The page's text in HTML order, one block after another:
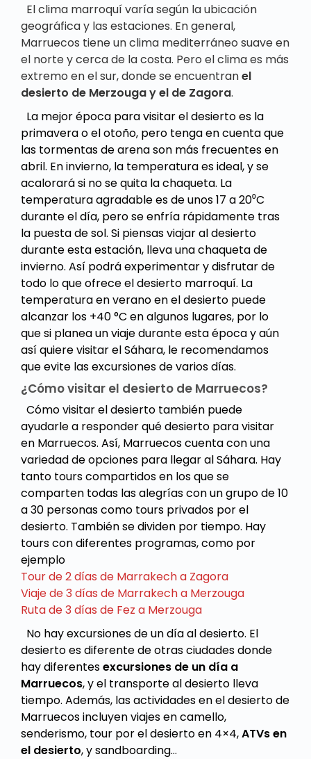
El clima marroquí varía según la ubicación
geográfica y las estaciones. En general,
Marruecos tiene un clima mediterráneo suave en
el norte y cerca de la costa. Pero el clima es más
extremo en el sur, donde se encuentranel
desierto de Merzouga y el de Zagora.
La mejor época para visitar el desierto es la
primavera o el otoño, pero tenga en cuenta que
las tormentas de arena son más frecuentes en
abril. En invierno, la temperatura es ideal, y se
acalorará si no se quita la chaqueta. La
temperatura agradable es de unos 17 a 20⁰C
durante el día, pero se enfría rápidamente tras
la puesta de sol. Si piensas viajar al desierto
durante esta estación, lleva una chaqueta de
invierno. Así podrá experimentar y disfrutar de
todo lo que ofrece el desierto marroquí. La
temperatura en verano en el desierto puede
alcanzar los +40 °C en algunos lugares, por lo
que si planea un viaje durante esta época y aún
así quiere visitar el Sáhara, le recomendamos
que evite las excursiones de varios días.
¿Cómo visitar el desierto de Marruecos?
Cómo visitar el desierto también puede
ayudarle a responder qué desierto para visitar
en Marruecos. Así, Marruecos cuenta con una
variedad de opciones para llegar al Sáhara. Hay
tanto tours compartidos en los que se
comparten todas las alegrías con un grupo de 10
a 30 personas como tours privados por el
desierto. También se dividen por tiempo. Hay
tours con diferentes programas, como por
ejemplo
Tour de 2 días de Marrakech a Zagora
Viaje de 3 días de Marrakech a Merzouga
Ruta de 3 días de Fez a Merzouga
No hay excursiones de un día al desierto. El
desierto es diferente de otras ciudades donde
hay diferentesexcursiones de un día a
Marruecos, y el transporte al desierto lleva
tiempo. Además, las actividades en el desierto de
Marruecos incluyen viajes en camello,
senderismo, tour por el desierto en 4×4,ATVs en
el desierto, y sandboarding…